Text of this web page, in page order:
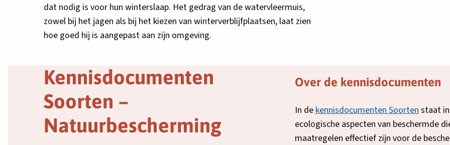
dat nodig is voor hun winterslaap. Het gedrag van de watervleermuis,
zowel bij het jagen als bij het kiezen van winterverblijfplaatsen, laat zien
hoe goed hij is aangepast aan zijn omgeving.
Kennisdocumenten
Soorten –
Natuurbescherming
Over de kennisdocumenten
In dekennisdocumenten Soortenstaat
ecologische aspecten van beschermde
maatregelen effectief zijn voor de